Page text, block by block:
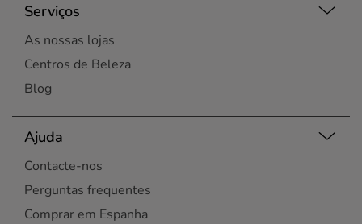
Serviços
As nossas lojas
Centros de Beleza
Blog
Ajuda
Contacte-nos
Perguntas frequentes
Comprar em Espanha